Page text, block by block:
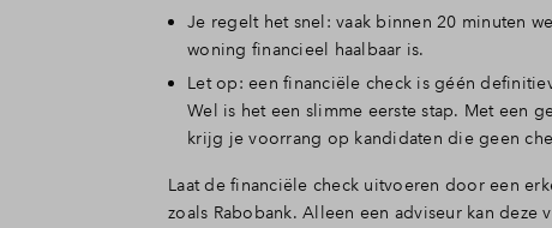
Je regelt het snel: vaak binnen 20 minuten
woning financieel haalbaar is.
Let op: een financiële check is géén
Wel is het een slimme eerste stap. Met een
krijg je voorrang op kandidaten die geen
Laat de financiële check uitvoeren door een
zoals Rabobank. Alleen een adviseur kan deze